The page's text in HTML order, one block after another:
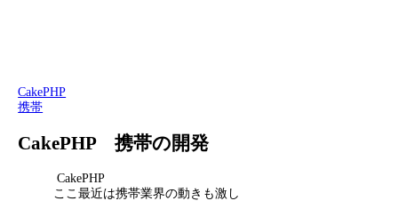
CakePHP
携帯
CakePHP 携帯の開発
CakePHP
ここ最近は携帯業界の動きも激し